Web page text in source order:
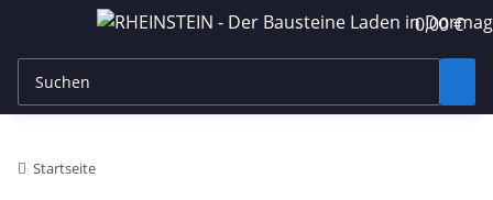
0,00 €
Startseite